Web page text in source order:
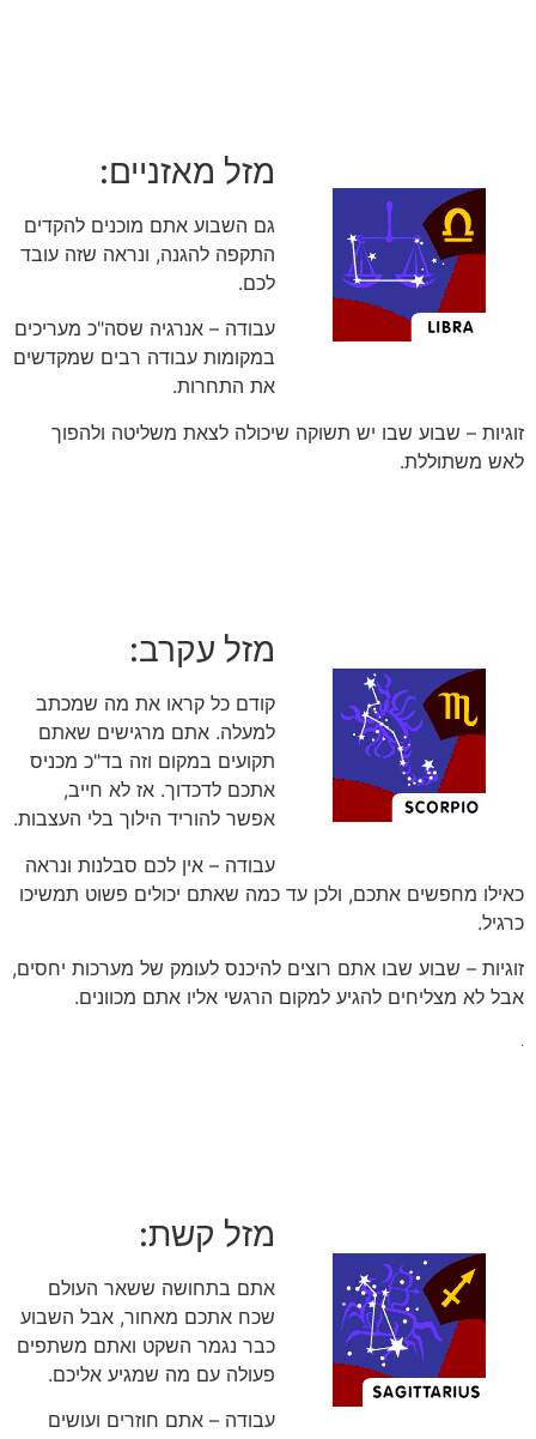
מזל מאזניים:
גם השבוע אתם מוכנים להקדים
התקפה להגנה, ונראה שזה עובד
לכם.
עבודה – אנרגיה שסה"כ מעריכים
במקומות עבודה רבים שמקדשים
את התחרות.
זוגיות – שבוע שבו יש תשוקה שיכולה לצאת משליטה ולהפוך
לאש משתוללת.
מזל עקרב:
קודם כל קראו את מה שמכתב
למעלה. אתם מרגישים שאתם
תקועים במקום וזה בד"כ מכניס
אתכם לדכדוך. אז לא חייב,
אפשר להוריד הילוך בלי העצבות.
עבודה – אין לכם סבלנות ונראה
כאילו מחפשים אתכם, ולכן עד כמה שאתם יכולים פשוט תמשיכו
כרגיל.
זוגיות – שבוע שבו אתם רוצים להיכנס לעומק של מערכות יחסים,
אבל לא מצליחים להגיע למקום הרגשי אליו אתם מכוונים.
.
מזל קשת:
אתם בתחושה ששאר העולם
שכח אתכם מאחור, אבל השבוע
כבר נגמר השקט ואתם משתפים
פעולה עם מה שמגיע אליכם.
עבודה – אתם חוזרים ועושים